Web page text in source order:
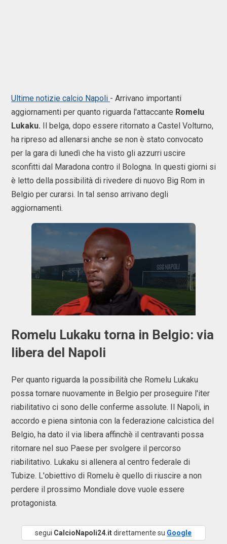
Ultime notizie calcio Napoli - Arrivano importanti
aggiornamenti per quanto riguarda l'attaccante Romelu
Lukaku. Il belga, dopo essere ritornato a Castel Volturno,
ha ripreso ad allenarsi anche se non è stato convocato
per la gara di lunedì che ha visto gli azzurri uscire
sconfitti dal Maradona contro il Bologna. In questi giorni si
è letto della possibilità di rivedere di nuovo Big Rom in
Belgio per curarsi. In tal senso arrivano degli
aggiornamenti.
Romelu Lukaku torna in Belgio: via
libera del Napoli
Per quanto riguarda la possibilità che Romelu Lukaku
possa tornare nuovamente in Belgio per proseguire l'iter
riabilitativo ci sono delle conferme assolute. Il Napoli, in
accordo e piena sintonia con la federazione calcistica del
Belgio, ha dato il via libera affinchè il centravanti possa
ritornare nel suo Paese per svolgere il percorso
riabilitativo. Lukaku si allenera al centro federale di
Tubize. L'obiettivo di Romelu è quello di riuscire a non
perdere il prossimo Mondiale dove vuole essere
protagonista.
segui CalcioNapoli24.itdirettamente su Google